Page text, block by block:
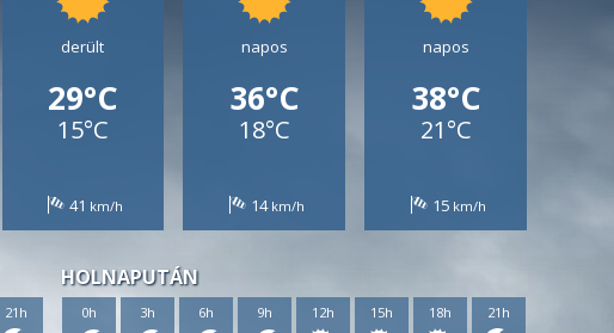
derült
29°C
15°C
41
napos
36°C
18°C
14
napos
38°C
21°C
15
21h
HOLNAPUTÁN
0h 3h 6h 9h 12h 15h 18h 21h